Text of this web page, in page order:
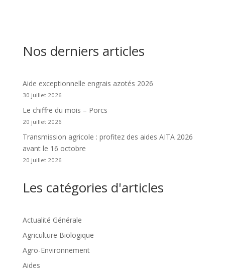
Nos derniers articles
Aide exceptionnelle engrais azotés 2026
30 juillet 2026
Le chiffre du mois – Porcs
20 juillet 2026
Transmission agricole : profitez des aides AITA 2026
avant le 16 octobre
20 juillet 2026
Les catégories d'articles
Actualité Générale
Agriculture Biologique
Agro-Environnement
Aides